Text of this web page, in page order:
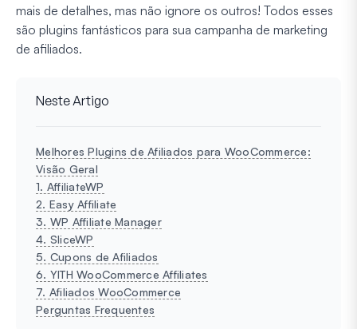
mais de detalhes, mas não ignore os outros! Todos esses
são plugins fantásticos para sua campanha de marketing
de afiliados.
Neste Artigo
Melhores Plugins de Afiliados para WooCommerce:
Visão Geral
1. AffiliateWP
2. Easy Affiliate
3. WP Affiliate Manager
4. SliceWP
5. Cupons de Afiliados
6. YITH WooCommerce Affiliates
7. Afiliados WooCommerce
Perguntas Frequentes